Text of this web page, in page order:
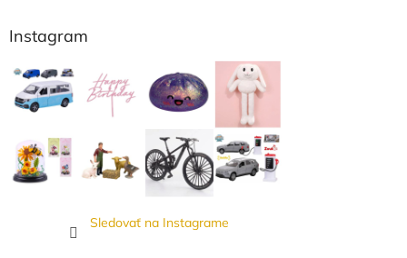
Instagram
Sledovať na Instagrame